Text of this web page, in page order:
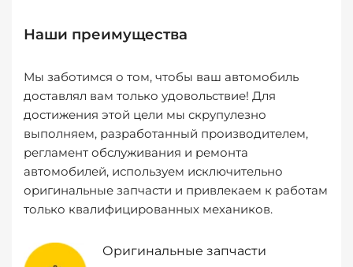
Наши преимущества
Мы заботимся о том, чтобы ваш автомобиль
доставлял вам только удовольствие! Для
достижения этой цели мы скрупулезно
выполняем, разработанный производителем,
регламент обслуживания и ремонта
автомобилей, используем исключительно
оригинальные запчасти и привлекаем к работам
только квалифицированных механиков.
Оригинальные запчасти